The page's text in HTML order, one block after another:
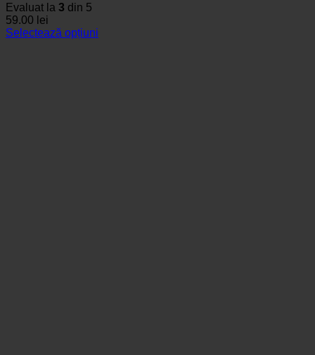
Evaluat la 3 din 5
59.00 lei
Selectează opțiuni